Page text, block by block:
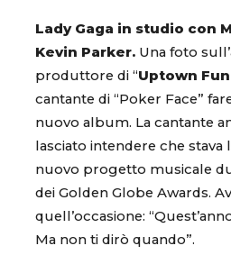
Lady Gaga in studio con
Kevin Parker. Una foto
produttore di “Uptown
cantante di “Poker Face”
nuovo album. La cantante
lasciato intendere che stava
nuovo progetto musicale
dei Golden Globe Awards.
quell’occasione:
Ma non ti dirò quando”.